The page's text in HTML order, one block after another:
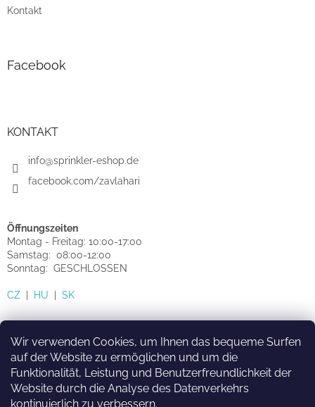
Wir verwenden Cookies, um Ihnen das bequeme Surfen
auf der Website zu ermöglichen und um die
Funktionalität, Leistung und Benutzerfreundlichkeit der
Website durch die Analyse des Datenverkehrs
kontinuierlich zu verbessern.
Kontakt
Facebook
KONTAKT
info@sprinkler-eshop.de
facebook.com/zavlahari
Öffnungszeiten
Montag - Freitag: 10:00-17:00
Samstag: 08:00-12:00
Sonntag: GESCHLOSSEN
CZ HU SK
HU SK CZ